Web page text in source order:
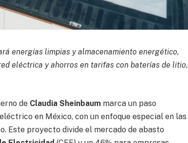
energías limpias y almacenamiento energético,
eléctrica y ahorros en tarifas con baterías de litio,
de Claudia Sheinbaum marca un paso
en México, con un enfoque especial en las
Este proyecto divide el mercado de abasto